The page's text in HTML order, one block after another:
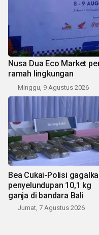
Nusa Dua Eco Market
ramah lingkungan
Minggu, 9 Agustus 2026
Bea Cukai-Polisi
penyelundupan 10,1 kg
ganja di bandara Bali
Jumat, 7 Agustus 2026